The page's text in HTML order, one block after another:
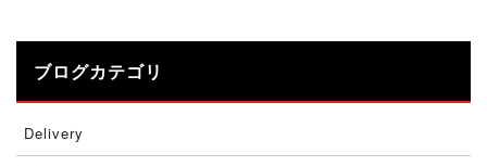
ブログカテゴリ
Delivery